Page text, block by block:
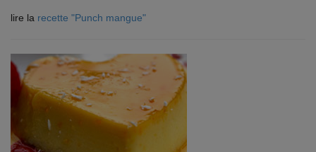
lire la recette "Punch mangue"